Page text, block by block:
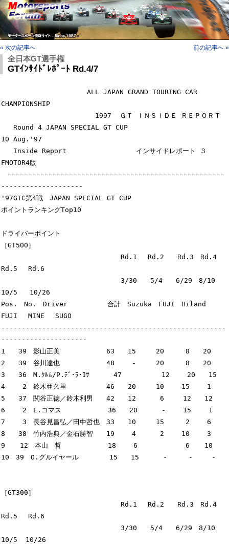
« 次の記事へ 前の記事へ »
全日本GT選手権
GTｲﾝｻｲﾄﾞﾚﾎﾟｰﾄ Rd.4/7
CHAMPIONSHIP
10 Aug.'97
FMOTOR4版
-----------------------------------------------------
--------------------
'97GTC第4戦　JAPAN SPECIAL GT CUP
ポイントランキングTop10
ドライバーポイント
［GT500］
Rd.1　 Rd.2　　Rd.3　Rd.4
Rd.5 　Rd.6
3/30　　5/4　　6/29　8/10
10/5   10/26
Pos.　No.　Driver　　　　　　合計　Suzuka　FUJI　Hiland
FUJI　 MINE 　SUGO
-------------------------------------------------------
---------------------
1　　39　影山正美　　　　　　　63　　15　　　20 　　 8　　20
2　　39　谷川達也　　　　　　　48　　 -　　　20 　　 8　　20
3　　36　M.ｸﾙﾑ/P.ﾃﾞ･ﾗ･ﾛｻ　　　 47　　　　　　12 　　20　　15
4　　 2　鈴木亜久里　　　　　　46　　20　　　10 　　15　　 1
5　　37　関谷正徳／鈴木利男　　42　　12　　　 6   　12　　12
6　　 2　E.コマス　　　　　　　36　　20　　　 -　 　15　　 1
7　　 3　長谷見昌弘／田中哲也　33　　10　　　15　 　 2　　 6
8　　38　竹内浩典／金石勝智　　19　　 4　　　 2　 　10　　 3
9 　 12　本山　哲　　　　　　　18　　 6　　　　　 　 6　  10
10　39　O.グルイヤール　　　　 15　　15　　　 -　 　 -　   -
［GT300］
Rd.1　 Rd.2　　Rd.3　Rd.4
Rd.5 　Rd.6
3/30　　5/4　　6/29　8/10
10/5  10/26